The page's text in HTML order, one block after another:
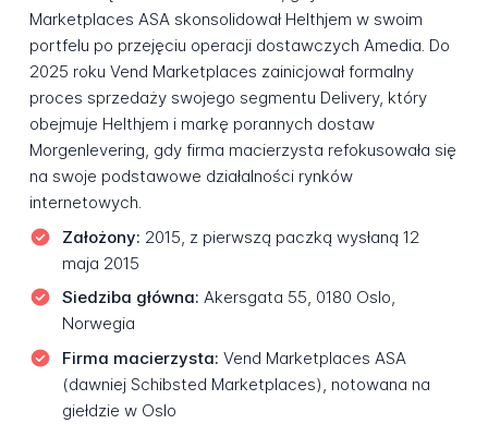
Marketplaces ASA skonsolidował Helthjem w swoim
portfelu po przejęciu operacji dostawczych Amedia. Do
2025 roku Vend Marketplaces zainicjował formalny
proces sprzedaży swojego segmentu Delivery, który
obejmuje Helthjem i markę porannych dostaw
Morgenlevering, gdy firma macierzysta refokusowała się
na swoje podstawowe działalności rynków
internetowych.
Założony: 2015, z pierwszą paczką wysłaną 12
maja 2015
Siedziba główna: Akersgata 55, 0180 Oslo,
Norwegia
Firma macierzysta: Vend Marketplaces ASA
(dawniej Schibsted Marketplaces), notowana na
giełdzie w Oslo